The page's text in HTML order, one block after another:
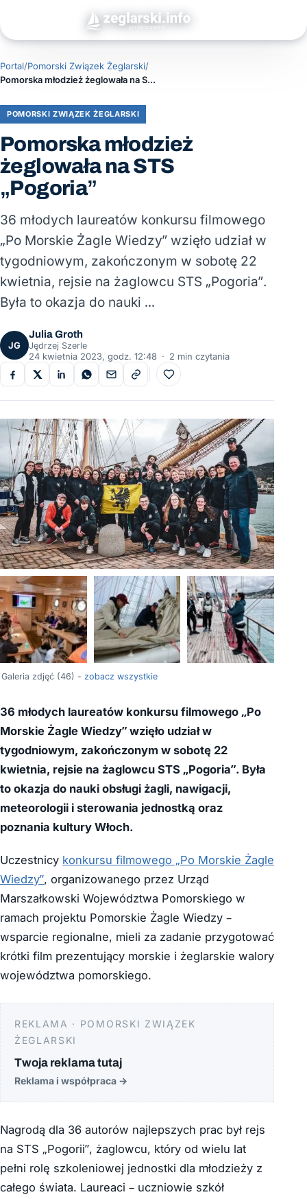
Portal/Pomorski Związek Żeglarski/
Pomorska młodzież żeglowała na STS „Pogoria”
POMORSKI ZWIĄZEK ŻEGLARSKI
Pomorska młodzież
żeglowała na STS
„Pogoria”
36 młodych laureatów konkursu filmowego
„Po Morskie Żagle Wiedzy” wzięło udział w
tygodniowym, zakończonym w sobotę 22
kwietnia, rejsie na żaglowcu STS „Pogoria”.
Była to okazja do nauki …
JG
Julia Groth
Jędrzej Szerle
24 kwietnia 2023, godz. 12:48 · 2 min czytania
Do ulubionych
Galeria zdjęć (46) - zobacz wszystkie
36 młodych laureatów konkursu filmowego „Po
Morskie Żagle Wiedzy” wzięło udział w
tygodniowym, zakończonym w sobotę 22
kwietnia, rejsie na żaglowcu STS „Pogoria”. Była
to okazja do nauki obsługi żagli, nawigacji,
meteorologii i sterowania jednostką oraz
poznania kultury Włoch.
Uczestnicy konkursu filmowego „Po Morskie Żagle
Wiedzy”, organizowanego przez Urząd
Marszałkowski Województwa Pomorskiego w
ramach projektu Pomorskie Żagle Wiedzy –
wsparcie regionalne, mieli za zadanie przygotować
krótki film prezentujący morskie i żeglarskie walory
województwa pomorskiego.
REKLAMA · POMORSKI ZWIĄZEK
ŻEGLARSKI
Twoja reklama tutaj
Reklama i współpraca →
Nagrodą dla 36 autorów najlepszych prac był rejs
na STS „Pogorii”, żaglowcu, który od wielu lat
pełni rolę szkoleniowej jednostki dla młodzieży z
całego świata. Laureaci – uczniowie szkół